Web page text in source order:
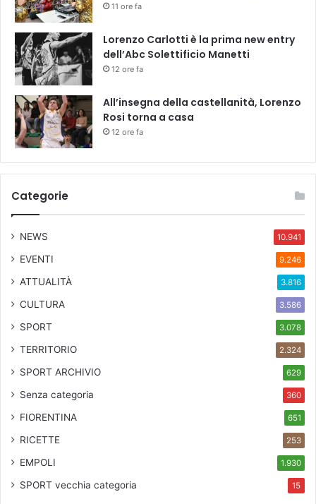
11 ore fa
Lorenzo Carlotti è la prima new entry
dell’Abc Solettificio Manetti
12 ore fa
All’insegna della castellanità, Lorenzo
Rosi torna a casa
12 ore fa
Categorie
NEWS 10.941
EVENTI 9.246
ATTUALITÀ 3.816
CULTURA 3.586
SPORT 3.078
TERRITORIO 2.324
SPORT ARCHIVIO 629
Senza categoria 360
FIORENTINA 651
RICETTE 253
EMPOLI 1.930
SPORT vecchia categoria 15